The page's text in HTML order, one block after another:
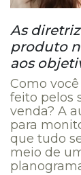
As
produto
aos
Como
feito pelos
venda? A
para
que tudo
meio de